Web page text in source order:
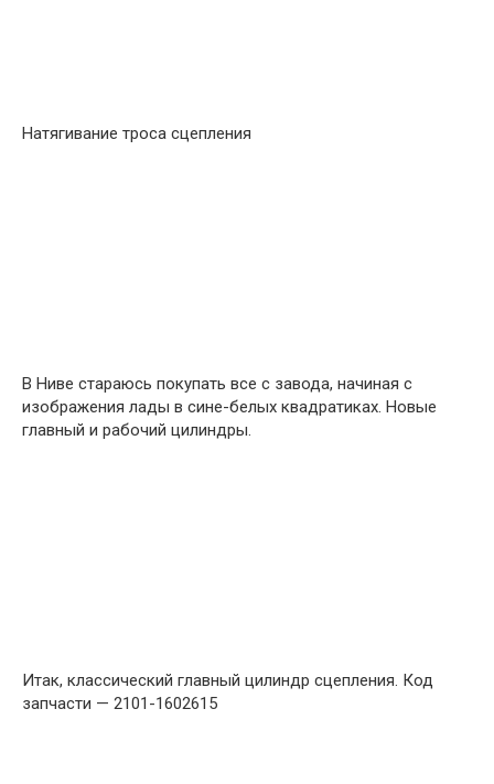
Натягивание троса сцепления
В Ниве стараюсь покупать все с завода, начиная с
изображения лады в сине-белых квадратиках. Новые
главный и рабочий цилиндры.
Итак, классический главный цилиндр сцепления. Код
запчасти — 2101-1602615